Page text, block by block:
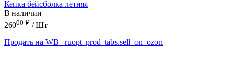
Кепка бейсболка летняя
В наличии
26000 ₽ / Шт
Продать на WB
_ruopt_prod_tabs.sell_on_ozon